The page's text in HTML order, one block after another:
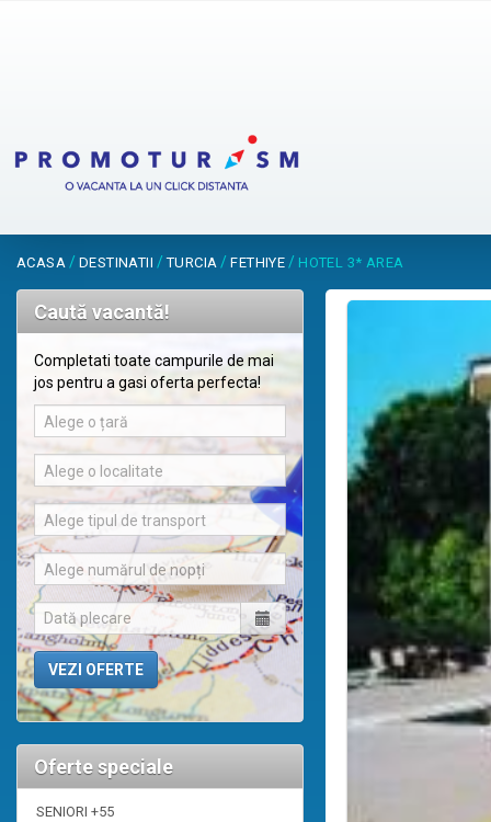
ACASA / DESTINATII /TURCIA /FETHIYE / HOTEL 3* AREA
Caută vacantă!
Completati toate campurile de mai
jos pentru a gasi oferta perfecta!
Alege o țară
Alege o localitate
Alege tipul de transport
Alege numărul de nopți
Oferte speciale
SENIORI +55